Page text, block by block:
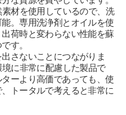
材を使用しているので、洗
。専用洗浄剤とオイルを使
荷時と変わらない性能を蘇
す。
さないことにつながりま
に非常に配慮した製品で
ーより高価であっても、使
トータルで考えると非常に